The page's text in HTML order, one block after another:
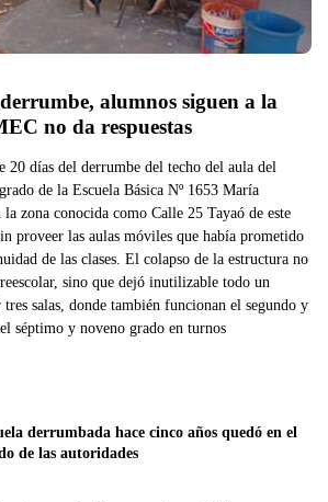
alumnos siguen a la
no da respuestas
días del derrumbe del techo del aula del
de la Escuela Básica Nº 1653 María
zona conocida como Calle 25 Tayaó de este
proveer las aulas móviles que había prometido
de las clases. El colapso de la estructura no
sino que dejó inutilizable todo un
salas, donde también funcionan el segundo y
séptimo y noveno grado en turnos
derrumbada hace cinco años quedó en el
de las autoridades